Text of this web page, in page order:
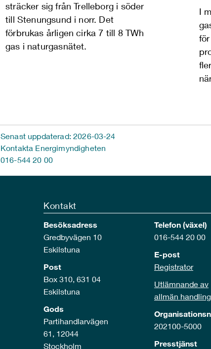
sträcker sig från Trelleborg i söder
till Stenungsund i norr. Det
förbrukas årligen cirka 7 till 8 TWh
gas i naturgasnätet.
I
Senast uppdaterad: 2026-03-24
Kontakta Energimyndigheten
016-544 20 00
Kontakt
Besöksadress
Gredbyvägen 10
Eskilstuna
Post
Box 310, 631 04
Eskilstuna
Gods
Partihandlarvägen
61, 12044
Stockholm
Telefon (växel)
016-544 20 00
E-post
Registrator
Utlämnande av
allmän handling
202100-5000
Presstjänst